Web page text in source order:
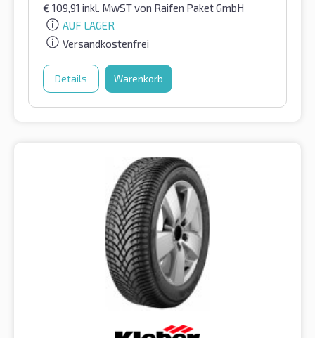
€ 109,91 inkl. MwSTvon Raifen Paket GmbH
AUF LAGER
Versandkostenfrei
Details Warenkorb